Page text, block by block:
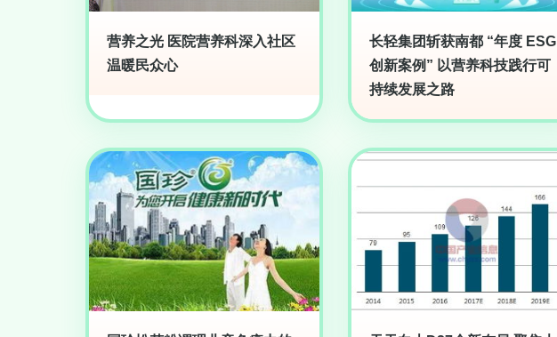
营养之光 医院营养科深入社区
温暖民众心
长轻集团斩获南都 “年度 ESG
创新案例” 以营养科技践行可
持续发展之路